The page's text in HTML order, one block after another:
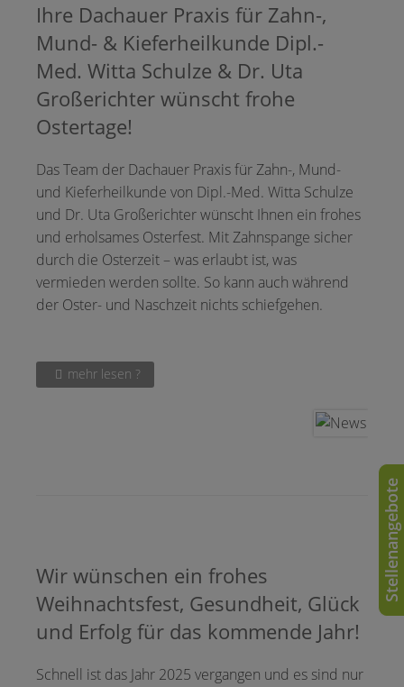
Stellenangebote
Ihre Dachauer Praxis für Zahn-,
Mund- & Kieferheilkunde Dipl.-
Med. Witta Schulze & Dr. Uta
Großerichter wünscht frohe
Ostertage!
Das Team der Dachauer Praxis für Zahn-, Mund-
und Kieferheilkunde von Dipl.-Med. Witta Schulze
und Dr. Uta Großerichter wünscht Ihnen ein frohes
und erholsames Osterfest. Mit Zahnspange sicher
durch die Osterzeit – was erlaubt ist, was
vermieden werden sollte. So kann auch während
der Oster- und Naschzeit nichts schiefgehen.
mehr lesen ?
Wir wünschen ein frohes
Weihnachtsfest, Gesundheit, Glück
und Erfolg für das kommende Jahr!
Schnell ist das Jahr 2025 vergangen und es sind nur